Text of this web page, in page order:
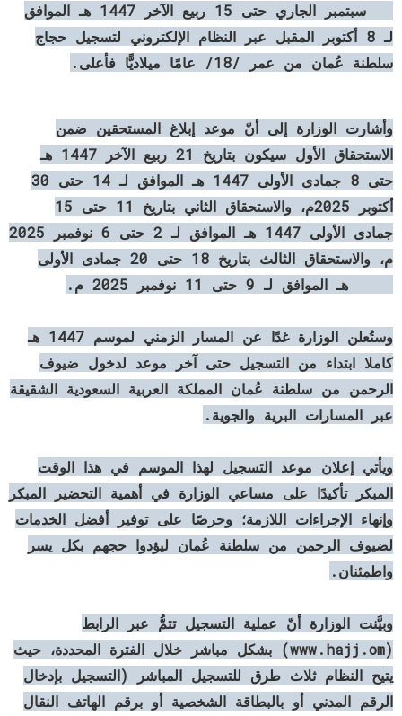
23 سبتمبر الجاري حتى 15 ربيع الآخر 1447 هـ الموافق
لـ 8 أكتوبر المقبل عبر النظام الإلكتروني لتسجيل حجاج
سلطنة عُمان من عمر /18/ عامًا ميلاديًّا فأعلى.
وأشارت الوزارة إلى أنّ موعد إبلاغ المستحقين ضمن
الاستحقاق الأول سيكون بتاريخ 21 ربيع الآخر 1447 هـ
حتى 8 جمادى الأولى 1447 هـ الموافق لـ 14 حتى 30
أكتوبر 2025م، والاستحقاق الثاني بتاريخ 11 حتى 15
جمادى الأولى 1447 هـ الموافق لـ 2 حتى 6 نوفمبر 2025
م، والاستحقاق الثالث بتاريخ 18 حتى 20 جمادى الأولى
وستُعلن الوزارة غدًا عن المسار الزمني لموسم 1447 هـ
كاملا ابتداء من التسجيل حتى آخر موعد لدخول ضيوف
الرحمن من سلطنة عُمان المملكة العربية السعودية الشقيقة
عبر المسارات البرية والجوية.
ويأتي إعلان موعد التسجيل لهذا الموسم في هذا الوقت
المبكر تأكيدًا على مساعي الوزارة في أهمية التحضير المبكر
وإنهاء الإجراءات اللازمة؛ وحرصًا على توفير أفضل الخدمات
لضيوف الرحمن من سلطنة عُمان ليؤدوا حجهم بكل يسر
واطمئنان.
وبيَّنت الوزارة أنّ عملية التسجيل تتمُّ عبر الرابط
(www.hajj.om) بشكل مباشر خلال الفترة المحددة، حيث
يتيح النظام ثلاث طرق للتسجيل المباشر (التسجيل بإدخال
الرقم المدني أو بالبطاقة الشخصية أو برقم الهاتف النقال